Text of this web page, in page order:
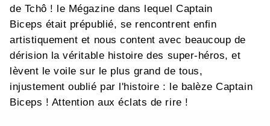
de Tchô ! le Mégazine dans lequel Captain
Biceps était prépublié, se rencontrent enfin
artistiquement et nous content avec beaucoup de
dérision la véritable histoire des super-héros, et
lèvent le voile sur le plus grand de tous,
injustement oublié par l'histoire : le balèze Captain
Biceps ! Attention aux éclats de rire !